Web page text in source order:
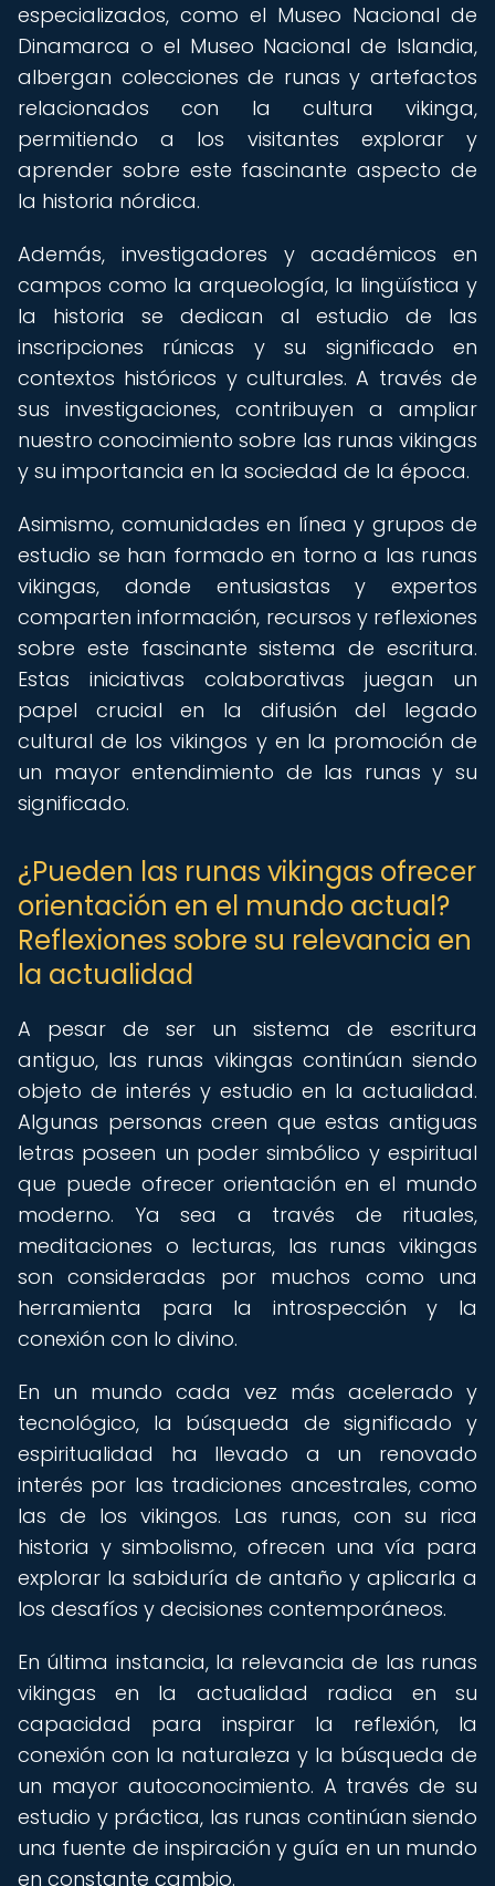
especializados, como el Museo Nacional de
Dinamarca o el Museo Nacional de Islandia,
albergan colecciones de runas y artefactos
relacionados con la cultura vikinga,
permitiendo a los visitantes explorar y
aprender sobre este fascinante aspecto de
la historia nórdica.
Además, investigadores y académicos en
campos como la arqueología, la lingüística y
la historia se dedican al estudio de las
inscripciones rúnicas y su significado en
contextos históricos y culturales. A través de
sus investigaciones, contribuyen a ampliar
nuestro conocimiento sobre las runas vikingas
y su importancia en la sociedad de la época.
Asimismo, comunidades en línea y grupos de
estudio se han formado en torno a las runas
vikingas, donde entusiastas y expertos
comparten información, recursos y reflexiones
sobre este fascinante sistema de escritura.
Estas iniciativas colaborativas juegan un
papel crucial en la difusión del legado
cultural de los vikingos y en la promoción de
un mayor entendimiento de las runas y su
significado.
¿Pueden las runas vikingas ofrecer
orientación en el mundo actual?
Reflexiones sobre su relevancia en
la actualidad
A pesar de ser un sistema de escritura
antiguo, las runas vikingas continúan siendo
objeto de interés y estudio en la actualidad.
Algunas personas creen que estas antiguas
letras poseen un poder simbólico y espiritual
que puede ofrecer orientación en el mundo
moderno. Ya sea a través de rituales,
meditaciones o lecturas, las runas vikingas
son consideradas por muchos como una
herramienta para la introspección y la
conexión con lo divino.
En un mundo cada vez más acelerado y
tecnológico, la búsqueda de significado y
espiritualidad ha llevado a un renovado
interés por las tradiciones ancestrales, como
las de los vikingos. Las runas, con su rica
historia y simbolismo, ofrecen una vía para
explorar la sabiduría de antaño y aplicarla a
los desafíos y decisiones contemporáneos.
En última instancia, la relevancia de las runas
vikingas en la actualidad radica en su
capacidad para inspirar la reflexión, la
conexión con la naturaleza y la búsqueda de
un mayor autoconocimiento. A través de su
estudio y práctica, las runas continúan siendo
una fuente de inspiración y guía en un mundo
en constante cambio.